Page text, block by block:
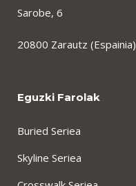
Sarobe, 6
20800 Zarautz (Espainia)
Eguzki Farolak
Buried Seriea
Skyline Seriea